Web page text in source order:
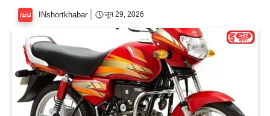
INshortkhabar जून 29, 2026